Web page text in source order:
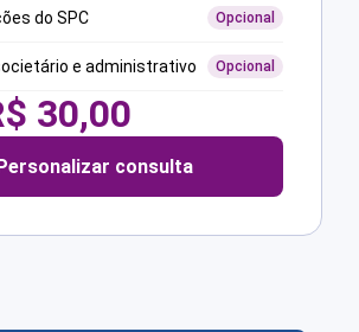
do SPC Opcional
e administrativo Opcional
30,00
consulta